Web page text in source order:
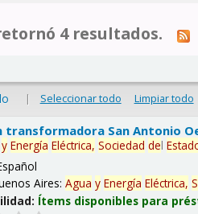
4 resultados.
| Seleccionar todo Limpiar todo
transformadora San Antonio
y Energía Eléctrica, Sociedad del
Aires:Agua y Energía Eléctrica,
Ítems disponibles para